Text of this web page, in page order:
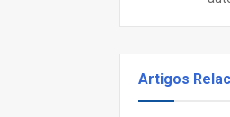
Artigos